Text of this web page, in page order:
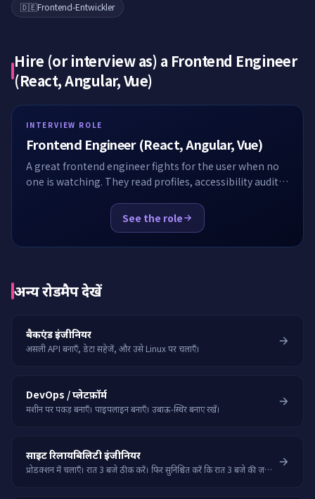
🇩🇪Frontend-Entwickler
Hire (or interview as) a Frontend Engineer
(React, Angular, Vue)
INTERVIEW ROLE
Frontend Engineer (React, Angular, Vue)
A great frontend engineer fights for the user when no
one is watching. They read profiles, accessibility audits
the candidate a real app with a slow page, a failing test
and a missing feature, and watches what they reach for
first.
See the role
अन्य रोडमैप देखें
बैकएंड इंजीनियर
असली API बनाएँ, डेटा सहेजें, और उसे Linux पर चलाएँ।
DevOps / प्लेटफ़ॉर्म
मशीन पर पकड़ बनाएँ। पाइपलाइन बनाएँ। उबाऊ-स्थिर बनाए रखें।
साइट रिलायबिलिटी इंजीनियर
प्रोडक्शन में चलाएँ। रात 3 बजे ठीक करें। फिर सुनिश्चित करें कि रात 3 बजे की ज़रूरत ही न पड़े।